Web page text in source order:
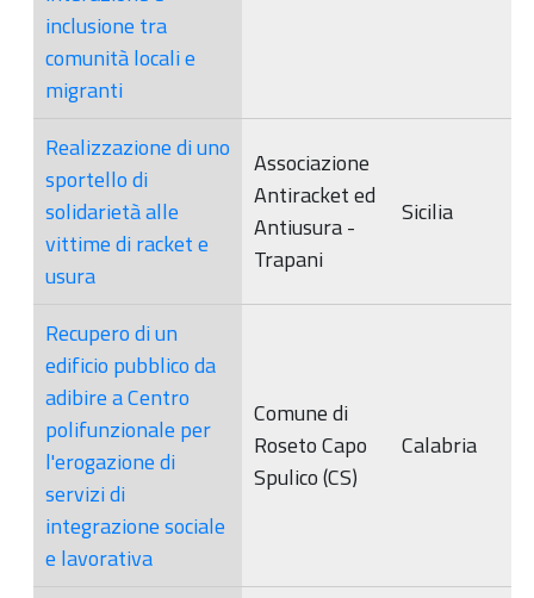
inclusione tra
comunità locali e
migranti
Realizzazione di uno
sportello di
solidarietà alle
vittime di racket e
usura
Associazione
Antiracket ed
Antiusura -
Trapani
Sicilia
Recupero di un
edificio pubblico da
adibire a Centro
polifunzionale per
l'erogazione di
servizi di
integrazione sociale
e lavorativa
Comune di
Roseto Capo
Spulico (CS)
Calabria